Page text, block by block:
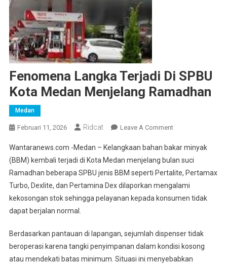
Fenomena Langka Terjadi Di SPBU
Kota Medan Menjelang Ramadhan
Medan
Februari 11, 2026 Ridcat Leave A CommentOn
Langka
Terjadi
Di
SPBU
Kota
Ramadhan
Wantaranews.com -Medan – Kelangkaan bahan bakar minyak
(BBM) kembali terjadi di Kota Medan menjelang bulan suci
Ramadhan beberapa SPBU jenis BBM seperti Pertalite, Pertamax
Turbo, Dexlite, dan Pertamina Dex dilaporkan mengalami
kekosongan stok sehingga pelayanan kepada konsumen tidak
dapat berjalan normal.
Berdasarkan pantauan di lapangan, sejumlah dispenser tidak
beroperasi karena tangki penyimpanan dalam kondisi kosong
atau mendekati batas minimum. Situasi ini menyebabkan